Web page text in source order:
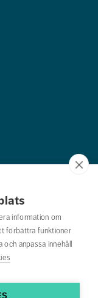
information om
förbättra funktioner
anpassa innehåll